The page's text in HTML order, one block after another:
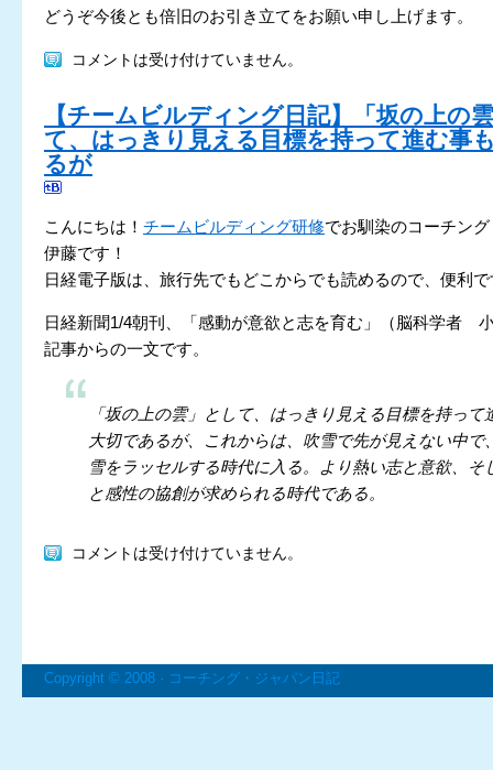
どうぞ今後とも倍旧のお引き立てをお願い申し上げます。
コメントは受け付けていません。
【チームビルディング日記】「坂の上の
て、はっきり見える目標を持って進む事
るが
こんにちは！ チームビルディング研修でお馴染のコーチン
伊藤です！
日経電子版は、旅行先でもどこからでも読めるので、便利
日経新聞1/4朝刊、「感動が意欲と志を育む」（脳科学者
記事からの一文です。
「坂の上の雲」として、はっきり見える目標を持って
大切であるが、これからは、吹雪で先が見えない中で
雪をラッセルする時代に入る。より熱い志と意欲、そ
と感性の協創が求められる時代である。
コメントは受け付けていません。
Copyright © 2008 · コーチング・ジャパン日記